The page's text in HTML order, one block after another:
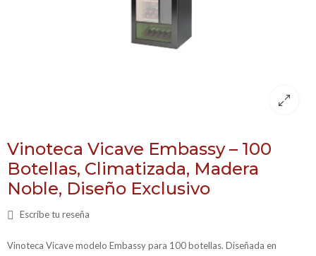
Vinoteca Vicave Embassy – 100
Botellas, Climatizada, Madera
Noble, Diseño Exclusivo
Escribe tu reseña
Vinoteca Vicave modelo Embassy para 100 botellas. Diseñada en